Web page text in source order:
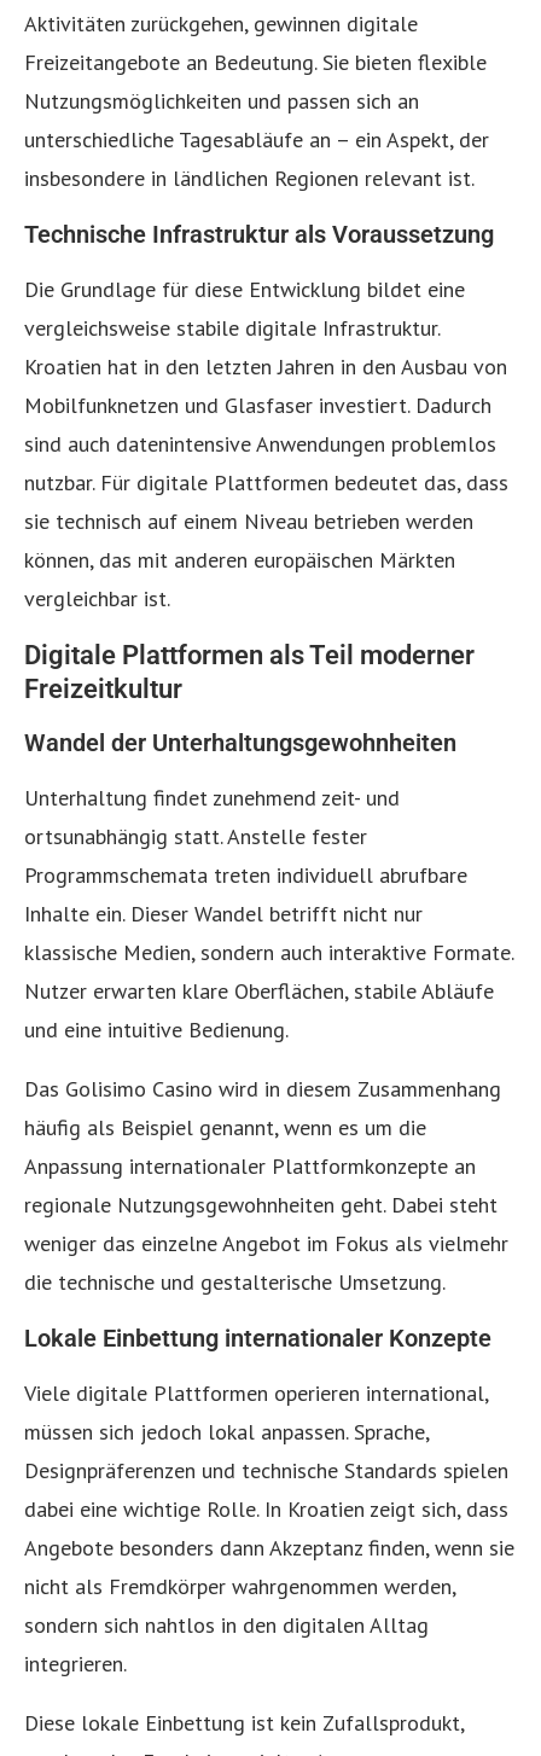
Aktivitäten zurückgehen, gewinnen digitale
Freizeitangebote an Bedeutung. Sie bieten flexible
Nutzungsmöglichkeiten und passen sich an
unterschiedliche Tagesabläufe an – ein Aspekt, der
insbesondere in ländlichen Regionen relevant ist.
Technische Infrastruktur als Voraussetzung
Die Grundlage für diese Entwicklung bildet eine
vergleichsweise stabile digitale Infrastruktur.
Kroatien hat in den letzten Jahren in den Ausbau von
Mobilfunknetzen und Glasfaser investiert. Dadurch
sind auch datenintensive Anwendungen problemlos
nutzbar. Für digitale Plattformen bedeutet das, dass
sie technisch auf einem Niveau betrieben werden
können, das mit anderen europäischen Märkten
vergleichbar ist.
Digitale Plattformen als Teil moderner
Freizeitkultur
Wandel der Unterhaltungsgewohnheiten
Unterhaltung findet zunehmend zeit- und
ortsunabhängig statt. Anstelle fester
Programmschemata treten individuell abrufbare
Inhalte ein. Dieser Wandel betrifft nicht nur
klassische Medien, sondern auch interaktive Formate.
Nutzer erwarten klare Oberflächen, stabile Abläufe
und eine intuitive Bedienung.
Das Golisimo Casino wird in diesem Zusammenhang
häufig als Beispiel genannt, wenn es um die
Anpassung internationaler Plattformkonzepte an
regionale Nutzungsgewohnheiten geht. Dabei steht
weniger das einzelne Angebot im Fokus als vielmehr
die technische und gestalterische Umsetzung.
Lokale Einbettung internationaler Konzepte
Viele digitale Plattformen operieren international,
müssen sich jedoch lokal anpassen. Sprache,
Designpräferenzen und technische Standards spielen
dabei eine wichtige Rolle. In Kroatien zeigt sich, dass
Angebote besonders dann Akzeptanz finden, wenn sie
nicht als Fremdkörper wahrgenommen werden,
sondern sich nahtlos in den digitalen Alltag
integrieren.
Diese lokale Einbettung ist kein Zufallsprodukt,